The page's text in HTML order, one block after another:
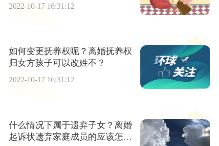
2022-10-17 16:31:12
如何变更抚养权呢？离婚抚养权
归女方孩子可以改姓不？
2022-10-17 16:31:12
什么情况下属于遗弃子女？离婚
起诉状遗弃家庭成员的应该怎么